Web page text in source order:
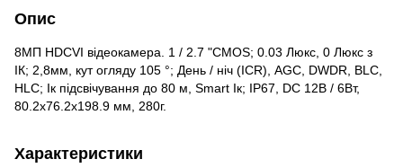
Опис
8МП HDCVI відеокамера. 1 / 2.7 "CMOS; 0.03 Люкс, 0 Люкс з
ІК; 2,8мм, кут огляду 105 °; День / ніч (ICR), AGC, DWDR, BLC,
HLC; Ік підсвічування до 80 м, Smart Ік; IP67, DC 12В / 6Вт,
80.2x76.2x198.9 мм, 280г.
Характеристики